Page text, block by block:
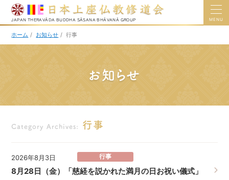
JAPAN THERAVĀDA BUDDHA SĀSANA BHĀVANĀ GROUP MENU
ホーム / お知らせ / 行事
お知らせ
Category Archives: 行事
2026年8月3日 行事
8月28日（金）「慈経を説かれた満月の日お祝い儀式」